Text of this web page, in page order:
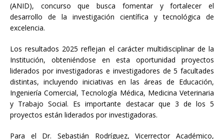
(ANID), concurso que busca fomentar y fortalecer el
desarrollo de la investigación científica y tecnológica de
excelencia.
Los resultados 2025 reflejan el carácter multidisciplinar de la
Institución, obteniéndose en esta oportunidad proyectos
liderados por investigadoras e investigadores de 5 facultades
distintas, incluyendo iniciativas en las áreas de Educación,
Ingeniería Comercial, Tecnología Médica, Medicina Veterinaria
y Trabajo Social. Es importante destacar que 3 de los 5
proyectos están liderados por investigadoras.
Para el Dr. Sebastián Rodríguez, Vicerrector Académico,